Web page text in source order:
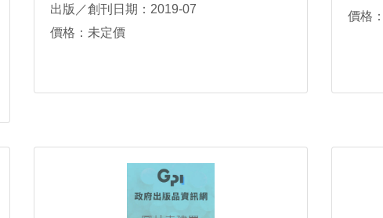
出版／創刊日期：2019-07
價格：未定價
價格